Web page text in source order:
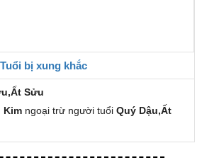
Tuổi bị xung khắc
Sửu
Kim ngoại trừ người tuổi Quý Dậu,Ất